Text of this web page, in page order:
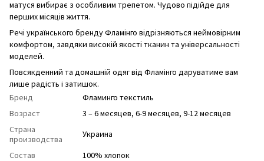
матуся вибирає з особливим трепетом. Чудово підійде для
перших місяців життя.
Речі українського бренду Фламінго відрізняються неймовірним
комфортом, завдяки високій якості тканин та універсальності
моделей.
Повсякденний та домашній одяг від Фламінго даруватиме вам
лише радість і затишок.
Бренд
Фламинго текстиль
Возраст
3 – 6 месяцев, 6-9 месяцев, 9-12 месяцев
Страна
производства
Украина
Состав
100% хлопок